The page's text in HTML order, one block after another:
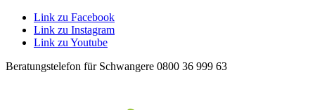
Link zu Facebook
Link zu Instagram
Link zu Youtube
Beratungstelefon für Schwangere 0800 36 999 63